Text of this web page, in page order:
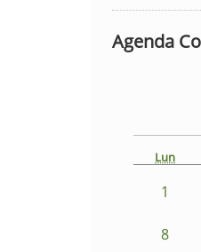
Agenda
Lun
1
8